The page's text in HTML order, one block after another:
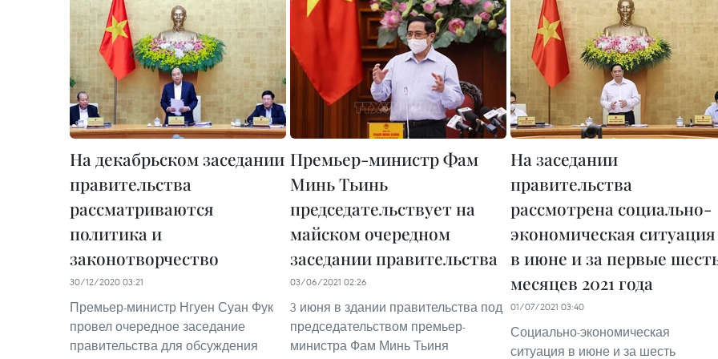
На декабрьском заседании
правительства
рассматриваются
политика и
законотворчество
30/12/2020 03:21
Премьер-министр Нгуен Суан Фук
провел очередное заседание
правительства для обсуждения
Премьер-министр Фам
Минь Тьинь
председательствует на
майском очередном
заседании правительства
03/06/2021 02:26
3 июня в здании правительства под
председательством премьер-
министра Фам Минь Тьиня
На заседании
правительства
рассмотрена социально-
экономическая ситуация
в июне и за первые
месяцев 2021 года
01/07/2021 03:40
Социально-экономическая
ситуация в июне и за шесть